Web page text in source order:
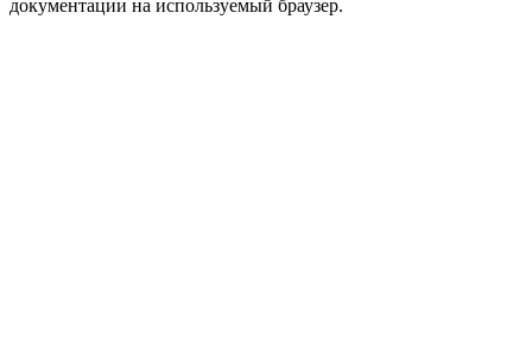
документации на используемый браузер.